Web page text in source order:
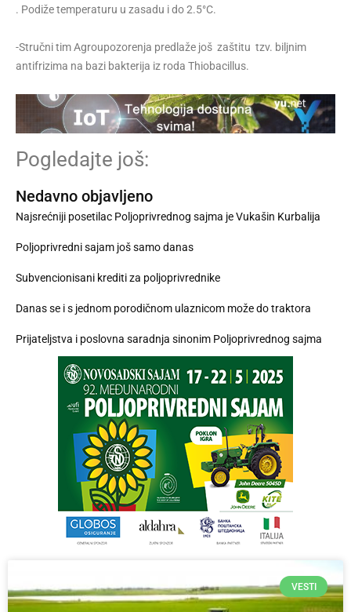
. Podiže temperaturu u zasadu i do 2.5°C.
-Stručni tim Agroupozorenja predlaže još zaštitu tzv. biljnim
antifrizima na bazi bakterija iz roda Thiobacillus.
Pogledajte još:
Nedavno objavljeno
Najsrećniji posetilac Poljoprivrednog sajma je Vukašin Kurbalija
Poljoprivredni sajam još samo danas
Subvencionisani krediti za poljoprivrednike
Danas se i s jednom porodičnom ulaznicom može do traktora
Prijateljstva i poslovna saradnja sinonim Poljoprivrednog sajma
VESTI